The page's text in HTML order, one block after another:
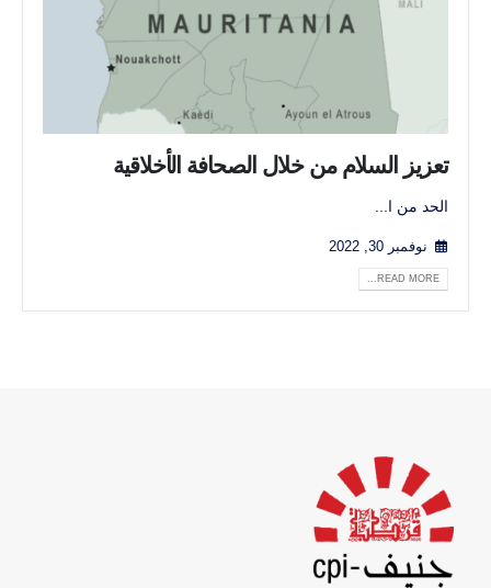
تعزيز السلام من خلال الصحافة الأخلاقية
الحد من ا...
نوفمبر 30, 2022
READ MORE...